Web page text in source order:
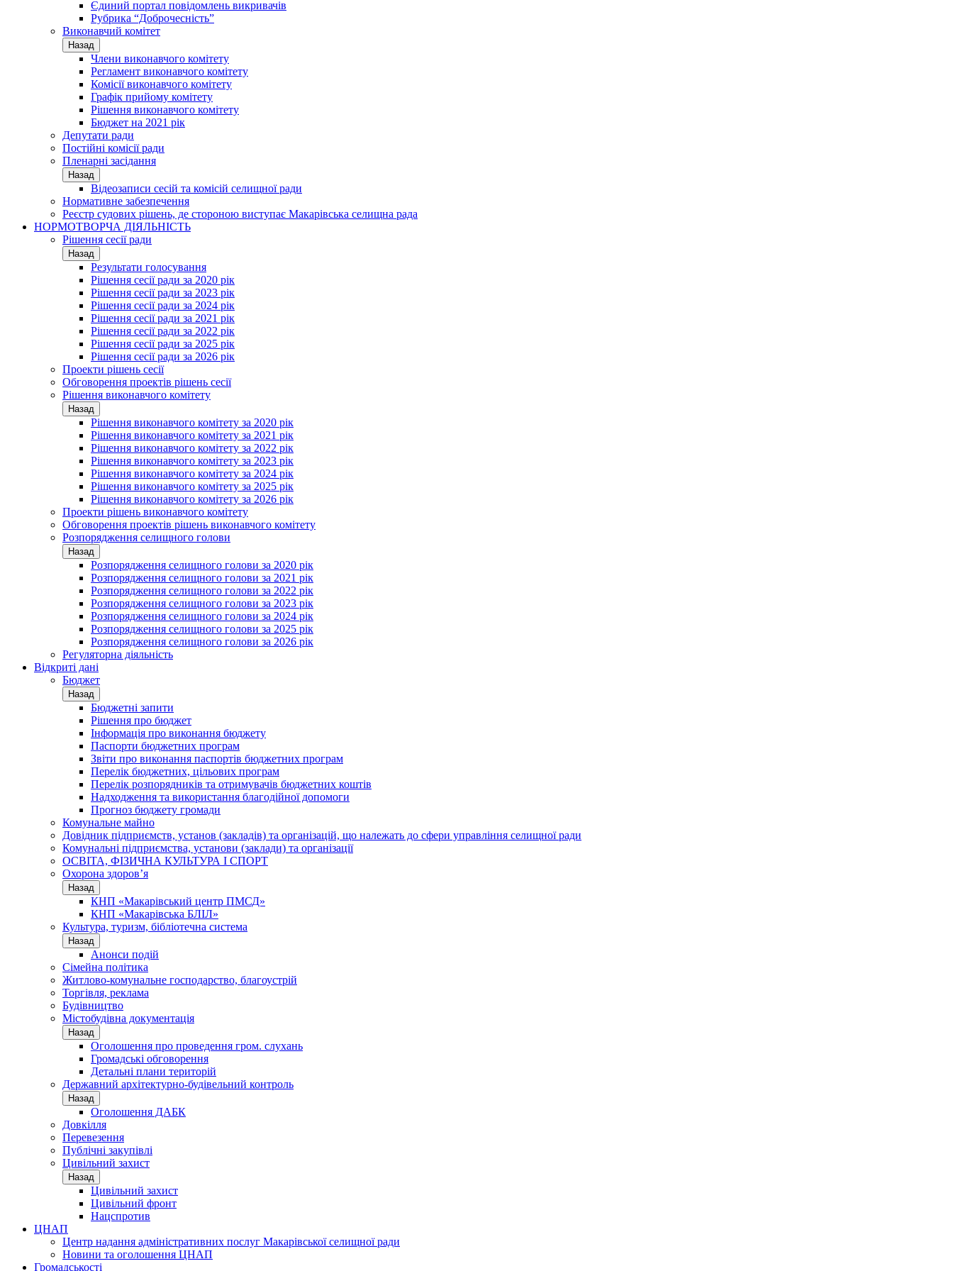
Єдиний портал повідомлень викривачів
Рубрика “Доброчесність”
Виконавчий комітет
Назад
Члени виконавчого комітету
Регламент виконавчого комітету
Комісії виконавчого комітету
Графік прийому комітету
Рішення виконавчого комітету
Бюджет на 2021 рік
Депутати ради
Постійні комісії ради
Пленарні засідання
Назад
Відеозаписи сесій та комісій селищної ради
Нормативне забезпечення
Реєстр судових рішень, де стороною виступає Макарівська селищна рада
НОРМОТВОРЧА ДІЯЛЬНІСТЬ
Рішення сесії ради
Назад
Результати голосування
Рішення сесії ради за 2020 рік
Рішення сесії ради за 2023 рік
Рішення сесії ради за 2024 рік
Рішення сесії ради за 2021 рік
Рішення сесії ради за 2022 рік
Рішення сесії ради за 2025 рік
Рішення сесії ради за 2026 рік
Проекти рішень сесії
Обговорення проектів рішень сесії
Рішення виконавчого комітету
Назад
Рішення виконавчого комітету за 2020 рік
Рішення виконавчого комітету за 2021 рік
Рішення виконавчого комітету за 2022 рік
Рішення виконавчого комітету за 2023 рік
Рішення виконавчого комітету за 2024 рік
Рішення виконавчого комітету за 2025 рік
Рішення виконавчого комітету за 2026 рік
Проекти рішень виконавчого комітету
Обговорення проектів рішень виконавчого комітету
Розпорядження селищного голови
Назад
Розпорядження селищного голови за 2020 рік
Розпорядження селищного голови за 2021 рік
Розпорядження селищного голови за 2022 рік
Розпорядження селищного голови за 2023 рік
Розпорядження селищного голови за 2024 рік
Розпорядження селищного голови за 2025 рік
Розпорядження селищного голови за 2026 рік
Регуляторна діяльність
Відкриті дані
Бюджет
Назад
Бюджетні запити
Рішення про бюджет
Інформація про виконання бюджету
Паспорти бюджетних програм
Звіти про виконання паспортів бюджетних програм
Перелік бюджетних, цільових програм
Перелік розпорядників та отримувачів бюджетних коштів
Надходження та використання благодійної допомоги
Прогноз бюджету громади
Комунальне майно
Довідник підприємств, установ (закладів) та організацій, що належать до сфери управління селищної ради
Комунальні підприємства, установи (заклади) та організації
ОСВІТА, ФІЗИЧНА КУЛЬТУРА І СПОРТ
Охорона здоров’я
Назад
КНП «Макарівський центр ПМСД»
КНП «Макарівська БЛІЛ»
Культура, туризм, бібліотечна система
Назад
Анонси подій
Сімейна політика
Житлово-комунальне господарство, благоустрій
Торгівля, реклама
Будівництво
Містобудівна документація
Назад
Оголошення про проведення гром. слухань
Громадські обговорення
Детальні плани територій
Державний архітектурно-будівельний контроль
Назад
Оголошення ДАБК
Довкілля
Перевезення
Публічні закупівлі
Цивільний захист
Назад
Цивільний захист
Цивільний фронт
Нацспротив
ЦНАП
Центр надання адміністративних послуг Макарівської селищної ради
Новини та оголошення ЦНАП
Громадськості